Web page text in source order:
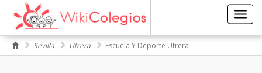
Sevilla Utrera Escuela Y Deporte Utrera